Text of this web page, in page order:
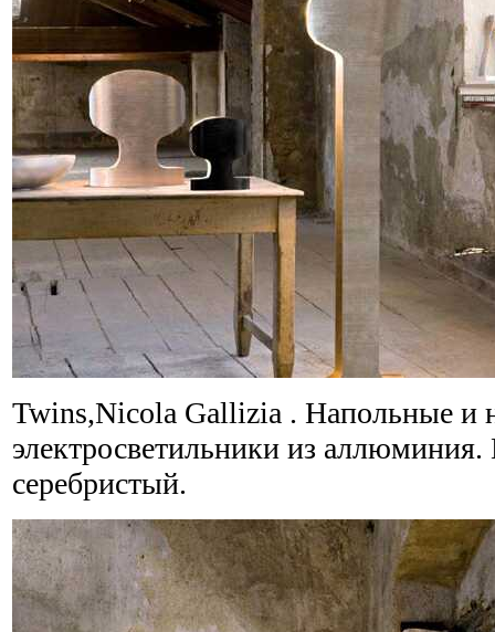
Twins,Nicola Gallizia . Напольные и
электросветильники из
серебристый.